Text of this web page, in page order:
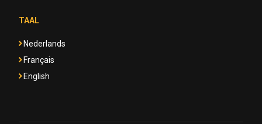
TAAL
Nederlands
Français
English